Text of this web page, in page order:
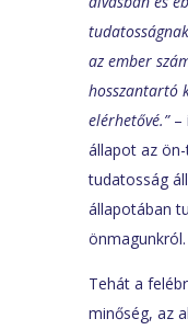
az ember
hosszantartó
elérhetővé.”–
állapot az
tudatosság
állapotában
önmagunkról.
Tehát a
minőség, az